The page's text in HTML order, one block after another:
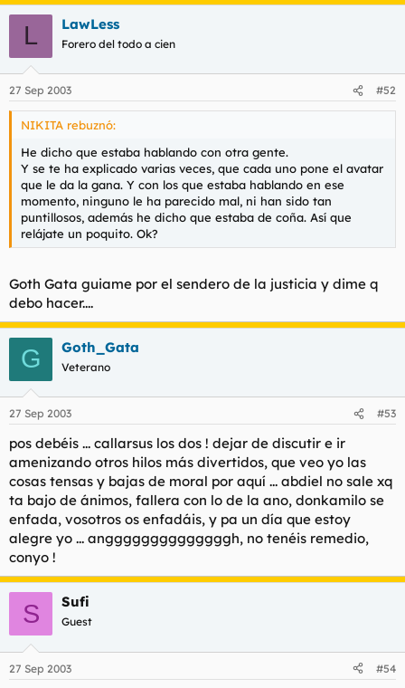
L LawLess
Forero del todo a cien
27 Sep 2003 #52
NIKITA rebuznó:
He dicho que estaba hablando con otra gente.
Y se te ha explicado varias veces, que cada uno pone el avatar
que le da la gana. Y con los que estaba hablando en ese
momento, ninguno le ha parecido mal, ni han sido tan
puntillosos, además he dicho que estaba de coña. Así que
relájate un poquito. Ok?
Goth Gata guiame por el sendero de la justicia y dime q
debo hacer....
G Goth_Gata
Veterano
27 Sep 2003 #53
pos debéis ... callarsus los dos ! dejar de discutir e ir
amenizando otros hilos más divertidos, que veo yo las
cosas tensas y bajas de moral por aquí ... abdiel no sale xq
ta bajo de ánimos, fallera con lo de la ano, donkamilo se
enfada, vosotros os enfadáis, y pa un día que estoy
alegre yo ... anggggggggggggggh, no tenéis remedio,
conyo !
S Sufi
Guest
27 Sep 2003 #54